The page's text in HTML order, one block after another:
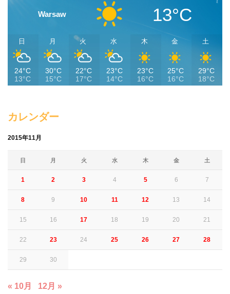
Warsaw 13°C
日
24°C
13°C
月
30°C
15°C
火
22°C
17°C
水
23°C
14°C
木
23°C
16°C
金
25°C
16°C
土
29°C
18°C
カレンダー
2015年11月
日 月 火 水 木 金 土
1 2 3 4 5 6 7
8 9 10 11 12 13 14
15 16 17 18 19 20 21
22 23 24 25 26 27 28
29 30
« 10月 12月 »